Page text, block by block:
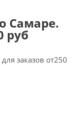
Самаре.
руб
заказов от250